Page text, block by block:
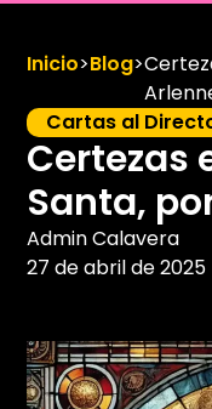
Inicio>Blog>
Cartas al
Certezas
Santa,
Admin Calavera
27 de abril de 2025